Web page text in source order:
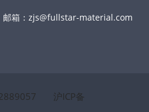
邮箱：zjs@fullstar-material.com
沪ICP备